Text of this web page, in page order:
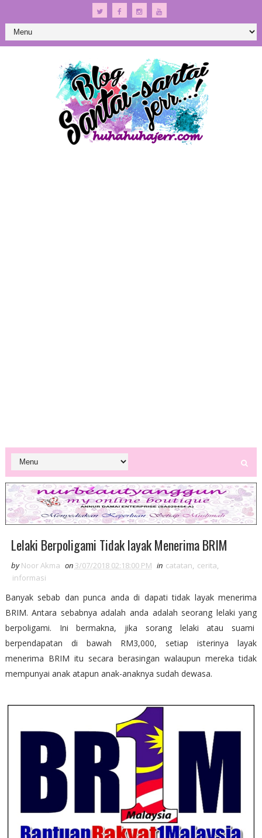
Lelaki Berpoligami Tidak layak Menerima BRIM
by Noor Akma on 3/07/2018 02:18:00 PM in catatan, cerita,
informasi
Banyak sebab dan punca anda di dapati tidak layak menerima
BRIM. Antara sebabnya adalah anda adalah seorang lelaki yang
berpoligami. Ini bermakna, jika sorang lelaki atau suami
berpendapatan di bawah RM3,000, setiap isterinya layak
menerima BRIM itu secara berasingan walaupun mereka tidak
mempunyai anak atapun anak-anaknya sudah dewasa.